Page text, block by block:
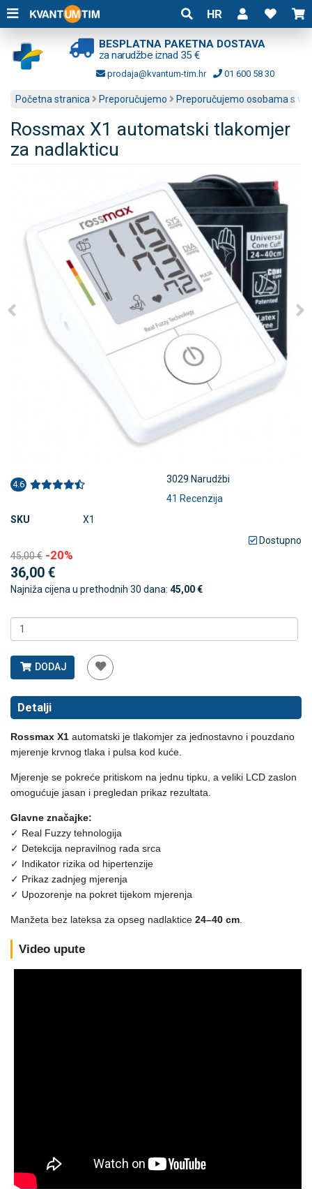
HR
BESPLATNA PAKETNA DOSTAVA
za narudžbe iznad 35 €
prodaja@kvantum-tim.hr 01 600 58 30
Početna stranica Preporučujemo Preporučujemo osobama s
Rossmax X1 automatski tlakomjer
za nadlakticu
4.6
3029 Narudžbi
41 Recenzija
SKU
X1
45,00 € -20%
36,00 €
Dostupno
Najniža cijena u prethodnih 30 dana: 45,00 €
DODAJ
Detalji
Rossmax X1 automatski je tlakomjer za jednostavno i pouzdano
mjerenje krvnog tlaka i pulsa kod kuće.
Mjerenje se pokreće pritiskom na jednu tipku, a veliki LCD zaslon
omogućuje jasan i pregledan prikaz rezultata.
Glavne značajke:
✓ Real Fuzzy tehnologija
✓ Detekcija nepravilnog rada srca
✓ Indikator rizika od hipertenzije
✓ Prikaz zadnjeg mjerenja
✓ Upozorenje na pokret tijekom mjerenja
Manžeta bez lateksa za opseg nadlaktice 24–40 cm.
Video upute